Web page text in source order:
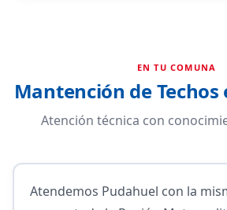
EN TU COMUNA
Mantención de Techos
Atención técnica con
Atendemos Pudahuel con la